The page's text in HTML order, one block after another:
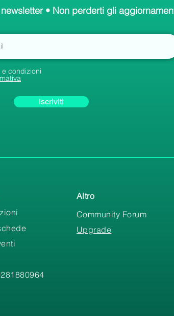
• Non perderti gli
condizioni
Iscriviti
Altro
Community Forum
Upgrade